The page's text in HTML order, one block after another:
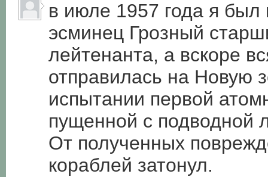
в июле 1957 года я
эсминец Грозный
лейтенанта, а вскоре
отправилась на Новую
испытании первой
пущенной с подводной
От полученных
кораблей затонул.